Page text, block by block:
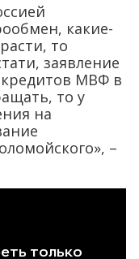
какие-
то
заявление
кредитов МВФ в
то у
на
–